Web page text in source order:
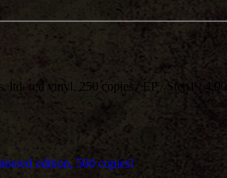
ltd. red vinyl, 250 copies / EP / Step1 / 4,90